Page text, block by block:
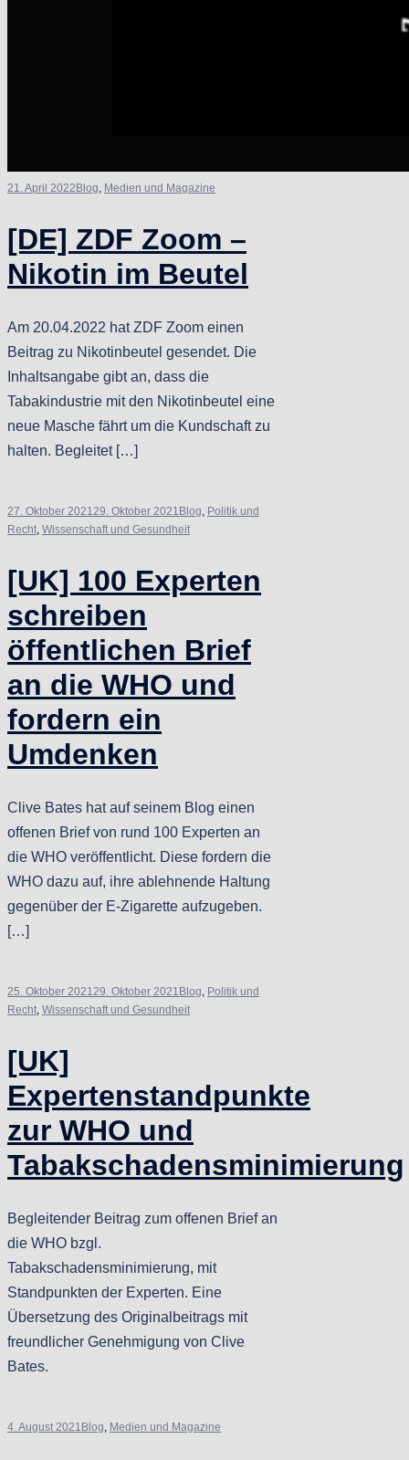
21. April 2022 Blog, Medien und Magazine
[DE] ZDF Zoom –
Nikotin im Beutel
Am 20.04.2022 hat ZDF Zoom einen
Beitrag zu Nikotinbeutel gesendet. Die
Inhaltsangabe gibt an, dass die
Tabakindustrie mit den Nikotinbeutel eine
neue Masche fährt um die Kundschaft zu
halten. Begleitet […]
27. Oktober 202129. Oktober 2021 Blog, Politik und
Recht, Wissenschaft und Gesundheit
[UK] 100 Experten
schreiben
öffentlichen Brief
an die WHO und
fordern ein
Umdenken
Clive Bates hat auf seinem Blog einen
offenen Brief von rund 100 Experten an
die WHO veröffentlicht. Diese fordern die
WHO dazu auf, ihre ablehnende Haltung
gegenüber der E-Zigarette aufzugeben.
[…]
25. Oktober 202129. Oktober 2021 Blog, Politik und
Recht, Wissenschaft und Gesundheit
[UK]
Expertenstandpunkte
zur WHO und
Tabakschadensminimierung
Begleitender Beitrag zum offenen Brief an
die WHO bzgl.
Tabakschadensminimierung, mit
Standpunkten der Experten. Eine
Übersetzung des Originalbeitrags mit
freundlicher Genehmigung von Clive
Bates.
4. August 2021 Blog, Medien und Magazine